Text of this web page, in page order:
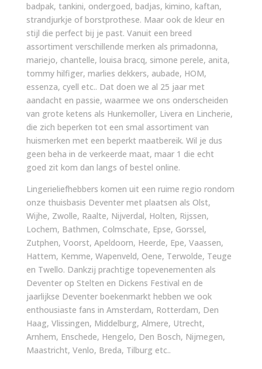
badpak, tankini, ondergoed, badjas, kimino, kaftan,
strandjurkje of borstprothese. Maar ook de kleur en
stijl die perfect bij je past. Vanuit een breed
assortiment verschillende merken als primadonna,
mariejo, chantelle, louisa bracq, simone perele, anita,
tommy hilfiger, marlies dekkers, aubade, HOM,
essenza, cyell etc.. Dat doen we al 25 jaar met
aandacht en passie, waarmee we ons onderscheiden
van grote ketens als Hunkemoller, Livera en Lincherie,
die zich beperken tot een smal assortiment van
huismerken met een beperkt maatbereik. Wil je dus
geen beha in de verkeerde maat, maar 1 die echt
goed zit kom dan langs of bestel online.
Lingerieliefhebbers komen uit een ruime regio rondom
onze thuisbasis Deventer met plaatsen als Olst,
Wijhe, Zwolle, Raalte, Nijverdal, Holten, Rijssen,
Lochem, Bathmen, Colmschate, Epse, Gorssel,
Zutphen, Voorst, Apeldoorn, Heerde, Epe, Vaassen,
Hattem, Kemme, Wapenveld, Oene, Terwolde, Teuge
en Twello. Dankzij prachtige topevenementen als
Deventer op Stelten en Dickens Festival en de
jaarlijkse Deventer boekenmarkt hebben we ook
enthousiaste fans in Amsterdam, Rotterdam, Den
Haag, Vlissingen, Middelburg, Almere, Utrecht,
Arnhem, Enschede, Hengelo, Den Bosch, Nijmegen,
Maastricht, Venlo, Breda, Tilburg etc..